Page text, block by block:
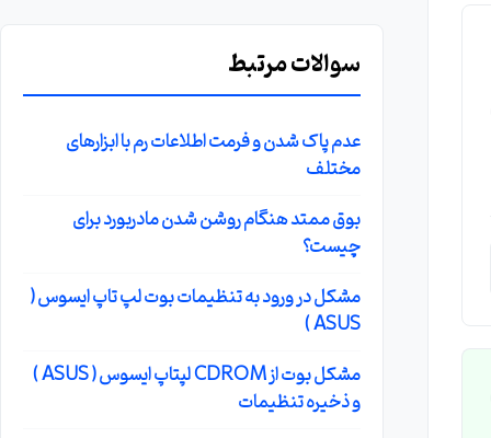
سوالات مرتبط
عدم پاک شدن و فرمت اطلاعات رم با ابزارهای
مختلف
بوق ممتد هنگام روشن شدن مادربورد برای
چیست؟
مشکل در ورود به تنظیمات بوت لپ تاپ ایسوس (
ASUS )
مشکل بوت از CDROM لپتاپ ایسوس ( ASUS )
و ذخیره تنظیمات